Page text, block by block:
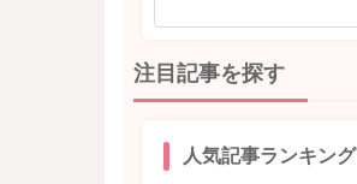
注目記事を探す
人気記事ランキング